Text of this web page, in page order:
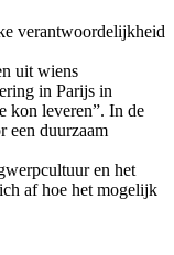
verantwoordelijkheid
uit wiens
in Parijs in
kon leveren”. In de
een duurzaam
en het
af hoe het mogelijk